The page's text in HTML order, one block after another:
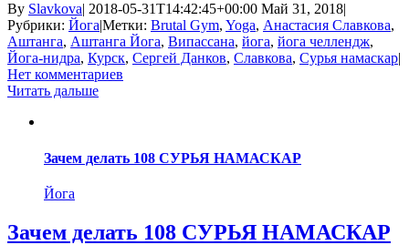
By Slavkova| 2018-05-31T14:42:45+00:00 Май 31, 2018|
Рубрики: Йога|Метки: Brutal Gym, Yoga, Анастасия Славкова,
Аштанга, Аштанга Йога, Випассана, йога, йога челлендж,
Йога-нидра, Курск, Сергей Данков, Славкова, Сурья намаскар|
Нет комментариев
Читать дальше
Зачем делать 108 СУРЬЯ НАМАСКАР
Йога
Зачем делать 108 СУРЬЯ НАМАСКАР